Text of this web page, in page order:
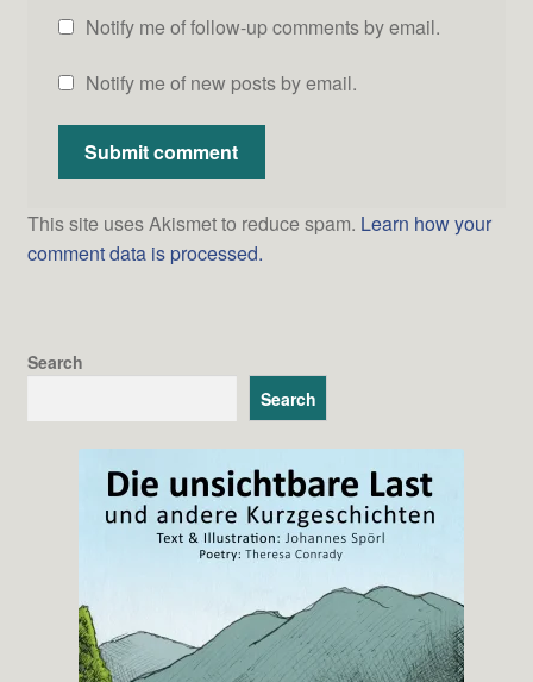
Notify me of follow-up comments by email.
Notify me of new posts by email.
This site uses Akismet to reduce spam. Learn how your
comment data is processed.
Search
Search